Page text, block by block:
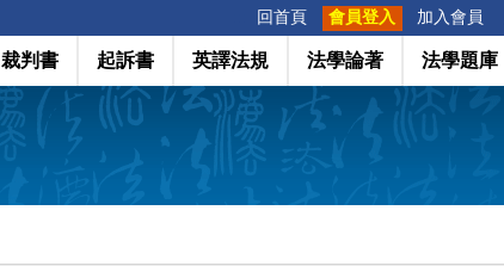
回首頁 會員登入 加入會員
裁判書 起訴書 英譯法規 法學論著 法學題庫